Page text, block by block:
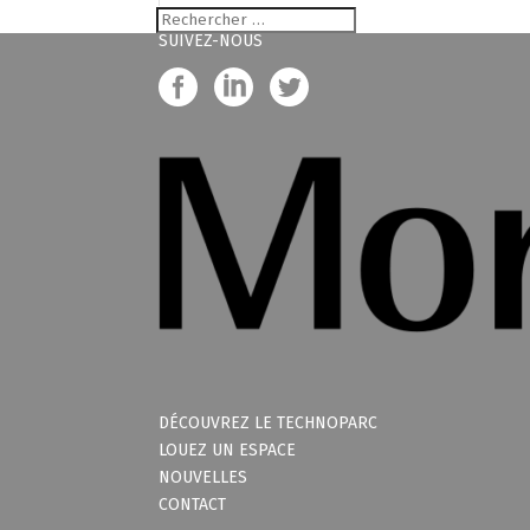
SUIVEZ-NOUS
DÉCOUVREZ LE TECHNOPARC
LOUEZ UN ESPACE
NOUVELLES
CONTACT